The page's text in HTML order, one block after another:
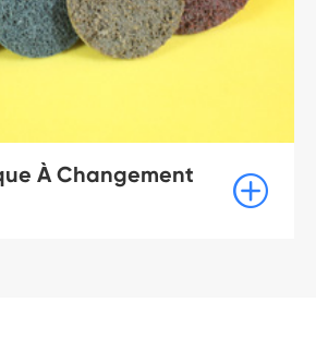
À Changement
